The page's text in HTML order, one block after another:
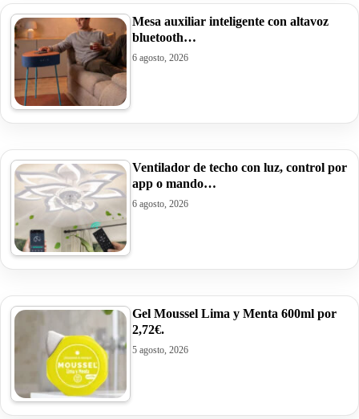
Mesa auxiliar inteligente con altavoz
bluetooth…
6 agosto, 2026
Ventilador de techo con luz, control por
app o mando…
6 agosto, 2026
Gel Moussel Lima y Menta 600ml por
2,72€.
5 agosto, 2026